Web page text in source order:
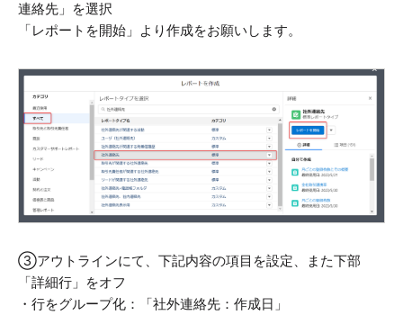
連絡先」を選択
「レポートを開始」より作成をお願いします。
③アウトラインにて、下記内容の項目を設定、また下部
「詳細行」をオフ
・行をグループ化：「社外連絡先：作成日」